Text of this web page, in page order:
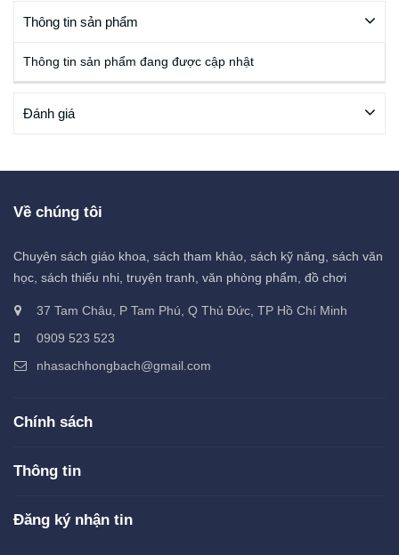
Thông tin sản phẩm
Thông tin sản phẩm đang được cập nhật
Đánh giá
Về chúng tôi
Chuyên sách giáo khoa, sách tham khảo, sách kỹ năng, sách văn
học, sách thiếu nhi, truyện tranh, văn phòng phẩm, đồ chơi
37 Tam Châu, P Tam Phú, Q Thủ Đức, TP Hồ Chí Minh
0909 523 523
nhasachhongbach@gmail.com
Chính sách
Thông tin
Đăng ký nhận tin